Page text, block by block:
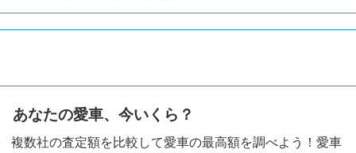
あなたの愛車、今いくら？
複数社の査定額を比較して愛車の最高額を調べよう！愛車